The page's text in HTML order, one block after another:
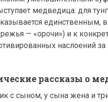
медведица: для
единственным,
— «орочи») и к
наслоений
рассказы о
с сыном, у сына жена и